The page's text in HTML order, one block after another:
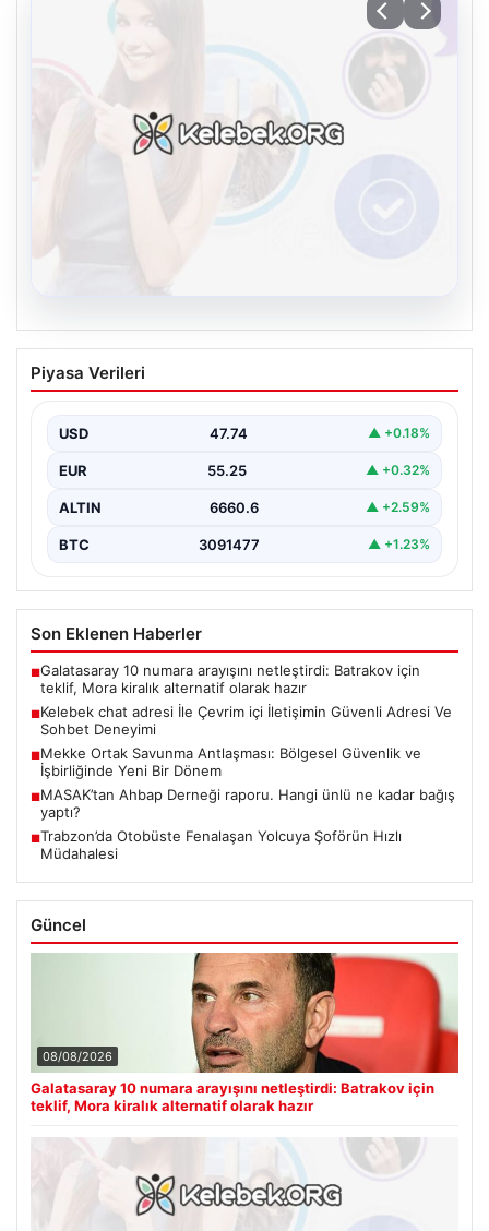
Kelebek chat adresi İle Çevrim içi
İletişimin Güvenli Adresi Ve Sohbet
Sanal çağında bireylerin kaliteli bir tarzda irtibat kurması
Piyasa Verileri
USD 47.74 ▲ +0.18%
EUR 55.25 ▲ +0.32%
ALTIN 6660.6 ▲ +2.59%
BTC 3091477 ▲ +1.23%
Son Eklenen Haberler
■Galatasaray 10 numara arayışını netleştirdi: Batrakov için
teklif, Mora kiralık alternatif olarak hazır
■Kelebek chat adresi İle Çevrim içi İletişimin Güvenli Adresi Ve
Sohbet Deneyimi
■Mekke Ortak Savunma Antlaşması: Bölgesel Güvenlik ve
İşbirliğinde Yeni Bir Dönem
■MASAK’tan Ahbap Derneği raporu. Hangi ünlü ne kadar bağış
yaptı?
■Trabzon’da Otobüste Fenalaşan Yolcuya Şoförün Hızlı
Müdahalesi
Güncel
08/08/2026
Galatasaray 10 numara arayışını netleştirdi: Batrakov için
teklif, Mora kiralık alternatif olarak hazır